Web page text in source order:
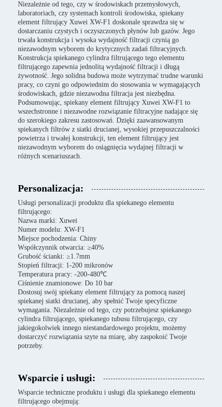
Niezależnie od tego, czy w środowiskach przemysłowych,
laboratoriach, czy systemach kontroli środowiska, spiekany
element filtrujący Xuwei XW-F1 doskonale sprawdza się w
dostarczaniu czystych i oczyszczonych płynów lub gazów. Jego
trwała konstrukcja i wysoka wydajność filtracji czynią go
niezawodnym wyborem do krytycznych zadań filtracyjnych.
Konstrukcja spiekanego cylindra filtrującego tego elementu
filtrującego zapewnia jednolitą wydajność filtracji i długą
żywotność. Jego solidna budowa może wytrzymać trudne warunki
pracy, co czyni go odpowiednim do stosowania w wymagających
środowiskach, gdzie niezawodna filtracja jest niezbędna.
Podsumowując, spiekany element filtrujący Xuwei XW-F1 to
wszechstronne i niezawodne rozwiązanie filtracyjne nadające się
do szerokiego zakresu zastosowań. Dzięki zaawansowanym
spiekanych filtrów z siatki drucianej, wysokiej przepuszczalności
powietrza i trwałej konstrukcji, ten element filtrujący jest
niezawodnym wyborem do osiągnięcia wydajnej filtracji w
różnych scenariuszach.
Personalizacja:
Usługi personalizacji produktu dla spiekanego elementu
filtrującego:
Nazwa marki: Xuwei
Numer modelu: XW-F1
Miejsce pochodzenia: Chiny
Współczynnik otwarcia: ≥40%
Grubość ścianki: ≥1.7mm
Stopień filtracji: 1-200 mikronów
Temperatura pracy: -200-480℃
Ciśnienie znamionowe: Do 10 bar
Dostosuj swój spiekany element filtrujący za pomocą naszej
spiekanej siatki drucianej, aby spełnić Twoje specyficzne
wymagania. Niezależnie od tego, czy potrzebujesz spiekanego
cylindra filtrującego, spiekanego tubusu filtrującego, czy
jakiegokolwiek innego niestandardowego projektu, możemy
dostarczyć rozwiązania szyte na miarę, aby zaspokoić Twoje
potrzeby.
Wsparcie i usługi:
Wsparcie techniczne produktu i usługi dla spiekanego elementu
filtrującego obejmują: